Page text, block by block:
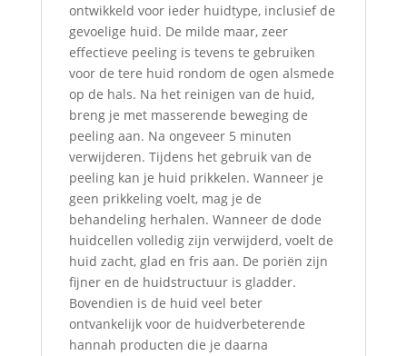
ontwikkeld voor ieder huidtype, inclusief de
gevoelige huid. De milde maar, zeer
effectieve peeling is tevens te gebruiken
voor de tere huid rondom de ogen alsmede
op de hals. Na het reinigen van de huid,
breng je met masserende beweging de
peeling aan. Na ongeveer 5 minuten
verwijderen. Tijdens het gebruik van de
peeling kan je huid prikkelen. Wanneer je
geen prikkeling voelt, mag je de
behandeling herhalen. Wanneer de dode
huidcellen volledig zijn verwijderd, voelt de
huid zacht, glad en fris aan. De poriën zijn
fijner en de huidstructuur is gladder.
Bovendien is de huid veel beter
ontvankelijk voor de huidverbeterende
hannah producten die je daarna